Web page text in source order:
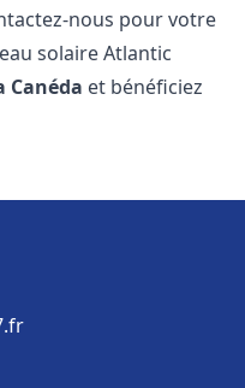
nous pour votre
solaire Atlantic
Canéda et bénéficiez